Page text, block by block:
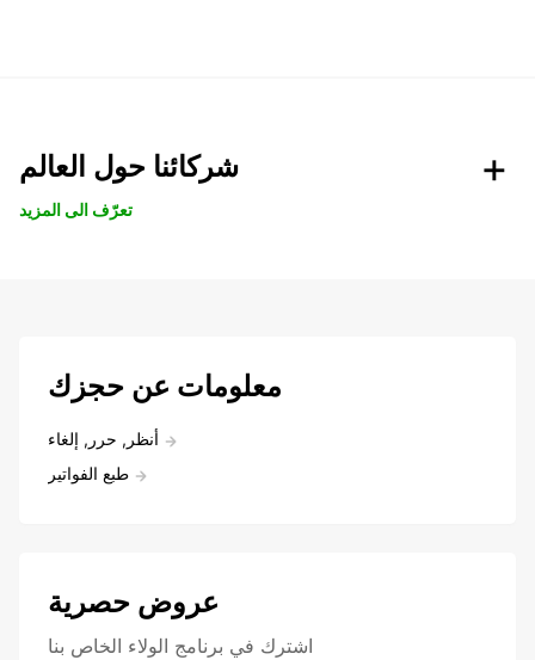
شركائنا حول العالم
تعرّف الى المزيد
معلومات عن حجزك
أنظر, حرر, إلغاء
طبع الفواتير
عروض حصرية
اشترك في برنامج الولاء الخاص بنا